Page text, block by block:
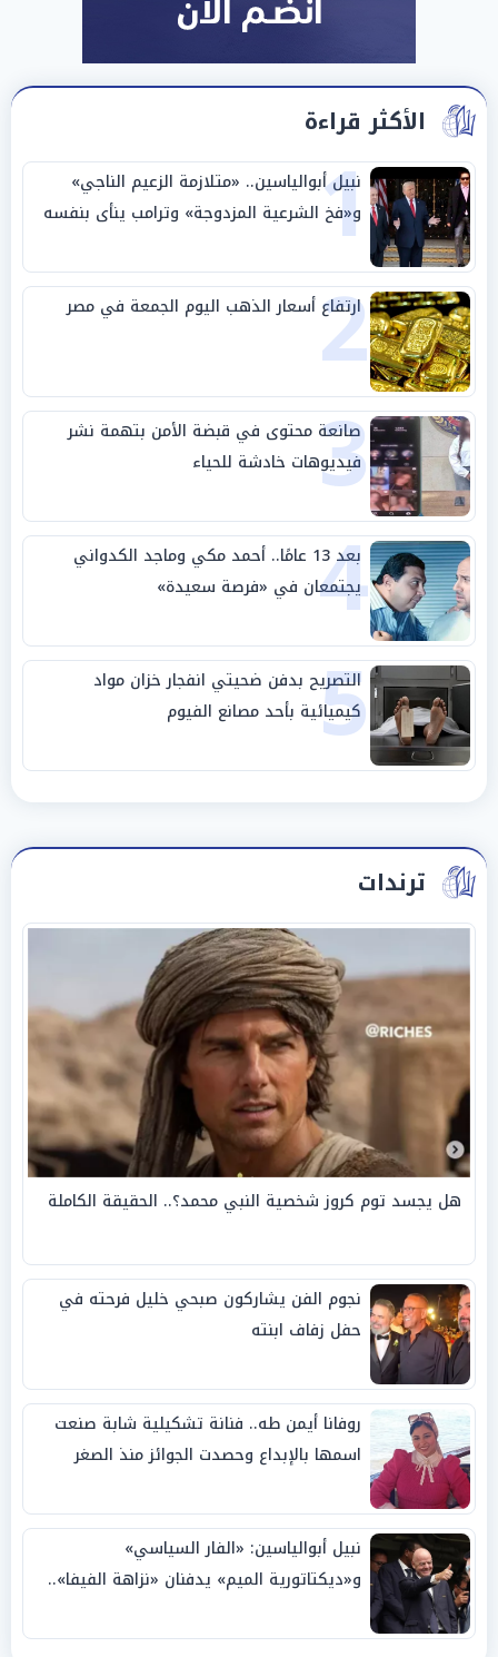
الأكثر قراءة
1
نبيل أبوالياسين.. «متلازمة الزعيم الناجي»
و«فخ الشرعية المزدوجة» وترامب ينأى بنفسه
وحليفه في «ميتم استراتيجي»
2
ارتفاع أسعار الذهب اليوم الجمعة في مصر
3
صانعة محتوى في قبضة الأمن بتهمة نشر
فيديوهات خادشة للحياء
4 بعد 13 عامًا.. أحمد مكي وماجد الكدواني
يجتمعان في «فرصة سعيدة»
5
التصريح بدفن ضحيتي انفجار خزان مواد
كيميائية بأحد مصانع الفيوم
ترندات
هل يجسد توم كروز شخصية النبي محمد؟.. الحقيقة الكاملة
نجوم الفن يشاركون صبحي خليل فرحته في
حفل زفاف ابنته
روفانا أيمن طه.. فنانة تشكيلية شابة صنعت
اسمها بالإبداع وحصدت الجوائز منذ الصغر
نبيل أبوالياسين: «الفار السياسي»
و«ديكتاتورية الميم» يدفنان «نزاهة الفيفا»..